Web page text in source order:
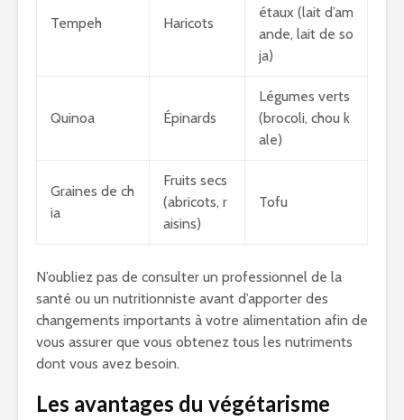
Tempeh Haricots
étaux (lait d’am
ande, lait de so
ja)
Quinoa Épinards
Légumes verts
(brocoli, chou k
ale)
Graines de ch
ia
Fruits secs
(abricots, r
aisins)
Tofu
N’oubliez pas de consulter un professionnel de la
santé ou un nutritionniste avant d’apporter des
changements importants à votre alimentation afin de
vous assurer que vous obtenez tous les nutriments
dont vous avez besoin.
Les avantages du végétarisme